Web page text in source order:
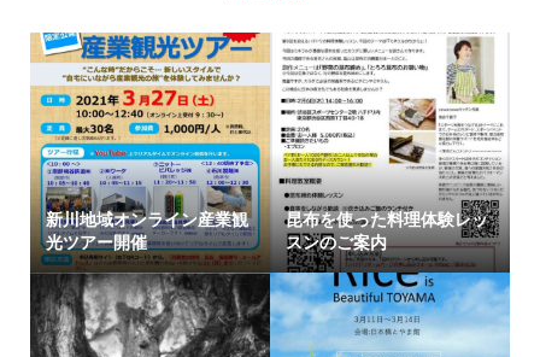
新川地域オンライン産業観
光ツアー開催
昆布を使った料理体験レッ
スンのご案内